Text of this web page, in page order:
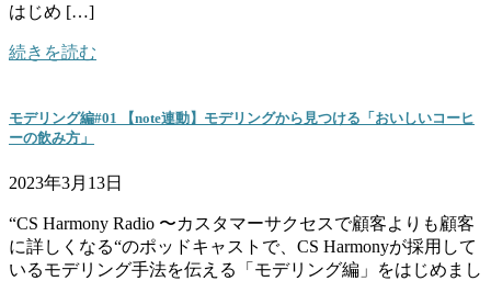
はじめ […]
続きを読む
モデリング編#01 【note連動】モデリングから見つける「おいしいコーヒ
ーの飲み方」
2023年3月13日
“CS Harmony Radio 〜カスタマーサクセスで顧客よりも顧客
に詳しくなる“のポッドキャストで、CS Harmonyが採用して
いるモデリング手法を伝える「モデリング編」をはじめまし